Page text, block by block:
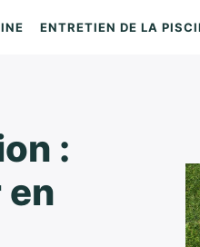
ENTRETIEN DE LA
: